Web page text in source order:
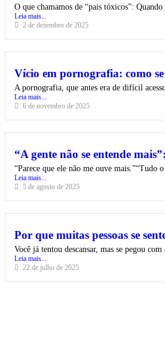
O que chamamos de “pais tóxicos”:
Leia mais...
2 de dezembro de 2025
Vício em pornografia: como
A pornografia, que antes era de difícil
Leia mais...
6 de novembro de 2025
“A gente não se entende
“Parece que ele não me ouve mais.”“Tudo
Leia mais...
5 de agosto de 2025
Por que muitas pessoas se
Você já tentou descansar, mas se pegou com
Leia mais...
22 de julho de 2025